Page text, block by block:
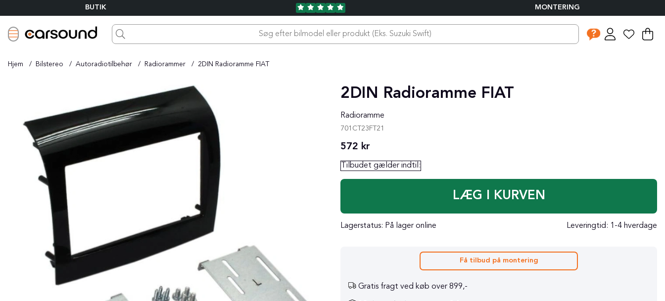
BUTIK MONTERING
.
Hjem Bilstereo Autoradiotilbehør Radiorammer 2DIN Radioramme FIAT
2DIN Radioramme FIAT
Radioramme
701CT23FT21
572 kr
Tilbudet gælder indtil:
Lagerstatus: På lager online Leveringtid: 1-4 hverdage
Få tilbud på montering
Gratis fragt ved køb over 899,-